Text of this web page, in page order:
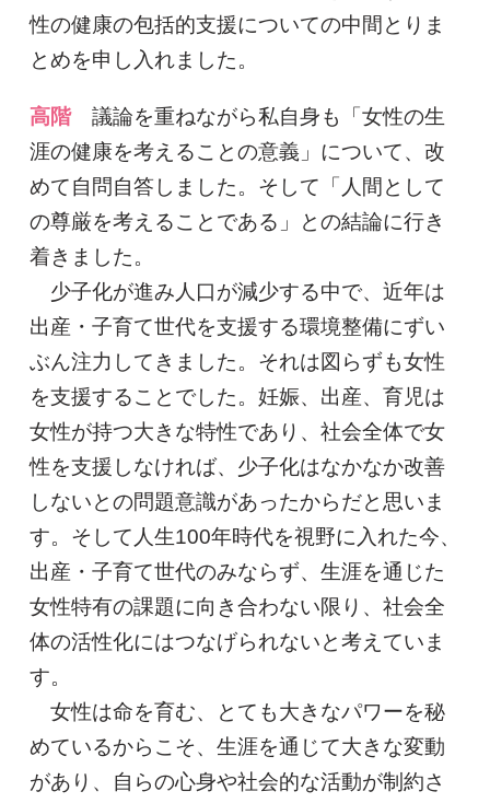
性の健康の包括的支援についての中間とりま
とめを申し入れました。
高階
議論を重ねながら私自身も「女性の生
涯の健康を考えることの意義」について、改
めて自問自答しました。そして「人間として
の尊厳を考えることである」との結論に行き
着きました。
少子化が進み人口が減少する中で、近年は
出産・子育て世代を支援する環境整備にずい
ぶん注力してきました。それは図らずも女性
を支援することでした。妊娠、出産、育児は
女性が持つ大きな特性であり、社会全体で女
性を支援しなければ、少子化はなかなか改善
しないとの問題意識があったからだと思いま
す。そして人生100年時代を視野に入れた今、
出産・子育て世代のみならず、生涯を通じた
女性特有の課題に向き合わない限り、社会全
体の活性化にはつなげられないと考えていま
す。
女性は命を育む、とても大きなパワーを秘
めているからこそ、生涯を通じて大きな変動
があり、自らの心身や社会的な活動が制約さ